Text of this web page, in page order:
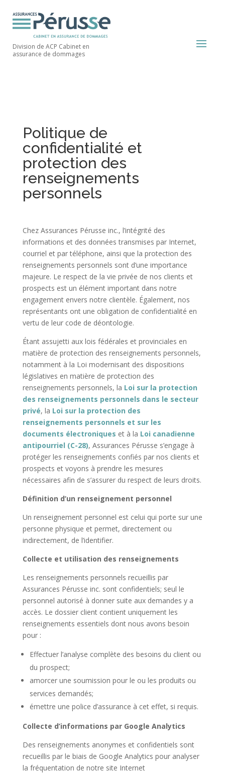
Division de ACP Cabinet en
assurance de dommages
Politique de
confidentialité et
protection des
renseignements
personnels
Chez Assurances Pérusse inc., l’intégrité des
informations et des données transmises par Internet,
courriel et par téléphone, ainsi que la protection des
renseignements personnels sont d’une importance
majeure. Le respect de la vie privée de nos clients et
prospects est un élément important dans notre
engagement envers notre clientèle. Également, nos
représentants ont une obligation de confidentialité en
vertu de leur code de déontologie.
Étant assujetti aux lois fédérales et provinciales en
matière de protection des renseignements personnels,
notamment à la Loi modernisant des dispositions
législatives en matière de protection des
renseignements personnels, la Loi sur la protection
des renseignements personnels dans le secteur
privé, la Loi sur la protection des
renseignements personnels et sur les
documents électroniques et à la Loi canadienne
antipourriel (C-28), Assurances Pérusse s’engage à
protéger les renseignements confiés par nos clients et
prospects et voyons à prendre les mesures
nécessaires afin de s’assurer du respect de leurs droits.
Définition d’un renseignement personnel
Un renseignement personnel est celui qui porte sur une
personne physique et permet, directement ou
indirectement, de l’identifier.
Collecte et utilisation des renseignements
Les renseignements personnels recueillis par
Assurances Pérusse inc. sont confidentiels; seul le
personnel autorisé à donner suite aux demandes y a
accès. Le dossier client contient uniquement les
renseignements essentiels dont nous avons besoin
pour :
Effectuer l’analyse complète des besoins du client ou
du prospect;
amorcer une soumission pour le ou les produits ou
services demandés;
émettre une police d’assurance à cet effet, si requis.
Collecte d’informations par Google Analytics
Des renseignements anonymes et confidentiels sont
recueillis par le biais de Google Analytics pour analyser
la fréquentation de notre site Internet